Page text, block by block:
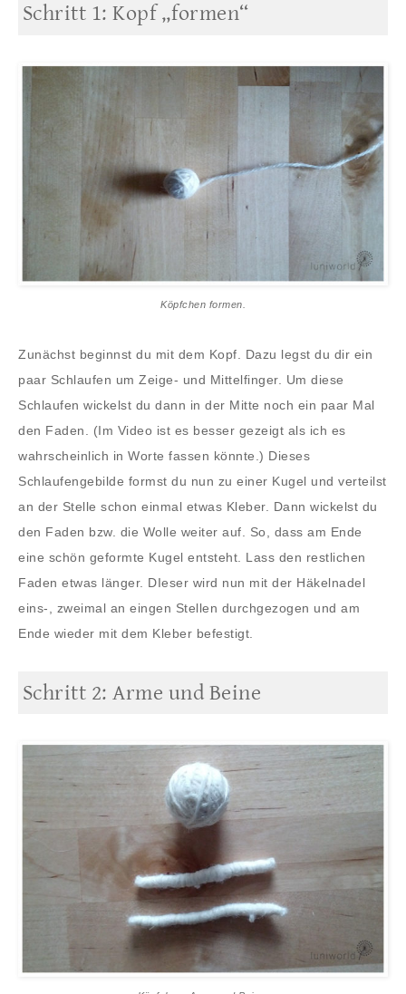
Schritt 1: Kopf „formen“
Köpfchen formen.
Zunächst beginnst du mit dem Kopf. Dazu legst du dir ein
paar Schlaufen um Zeige- und Mittelfinger. Um diese
Schlaufen wickelst du dann in der Mitte noch ein paar Mal
den Faden. (Im Video ist es besser gezeigt als ich es
wahrscheinlich in Worte fassen könnte.) Dieses
Schlaufengebilde formst du nun zu einer Kugel und verteilst
an der Stelle schon einmal etwas Kleber. Dann wickelst du
den Faden bzw. die Wolle weiter auf. So, dass am Ende
eine schön geformte Kugel entsteht. Lass den restlichen
Faden etwas länger. DIeser wird nun mit der Häkelnadel
eins-, zweimal an eingen Stellen durchgezogen und am
Ende wieder mit dem Kleber befestigt.
Schritt 2: Arme und Beine